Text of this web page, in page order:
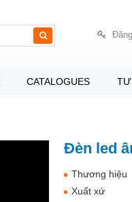
CATALOGUES TƯ
Đèn led
Thương hiệu
Xuất xứ